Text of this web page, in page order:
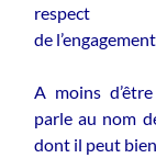
respect
de
A moins
parle au nom
dont il peut